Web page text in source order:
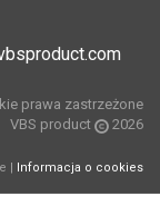
prawa zastrzeżone
VBS product
2026
| Informacja o cookies